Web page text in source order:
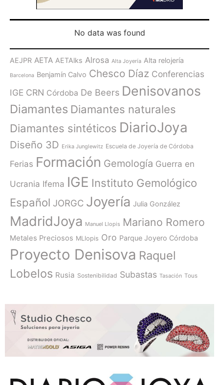
No data was found
AEJPR AETA AETAlks Alrosa Alta Joyería Alta relojería
Barcelona Benjamín Calvo Chesco Díaz Conferencias
IGE CRN Córdoba De Beers Denisovanos
Diamantes Diamantes naturales
Diamantes sintéticos DiarioJoya
Diseño 3D Erika Junglewitz Escuela de Joyería de Córdoba
Ferias Formación Gemología Guerra en
Ucrania Ifema IGE Instituto Gemológico
Español JORGC Joyería Julia González
MadridJoya Manuel Llopis Mariano Romero
Metales Preciosos MLlopis Oro Parque Joyero Córdoba
Proyecto Denisova Raquel
Lobelos Rusia Sostenibilidad Subastas Tasación Tous